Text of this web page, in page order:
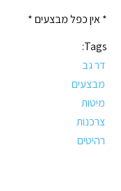
* אין כפל מבצעים *
Tags:
דר גב
מבצעים
מיטות
צרכנות
רהיטים